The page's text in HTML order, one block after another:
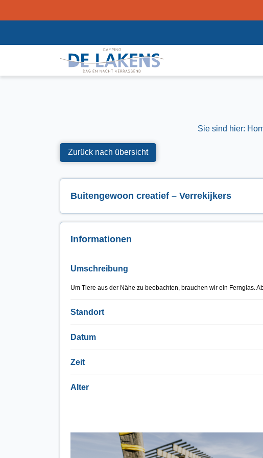
Sie sind hier:
Zurück nach übersicht
Buitengewoon creatief – Verrekijkers
Informationen
Umschreibung
Um Tiere aus der Nähe zu beobachten, brauchen wir ein Fernglas.
Standort
Datum
Zeit
Alter